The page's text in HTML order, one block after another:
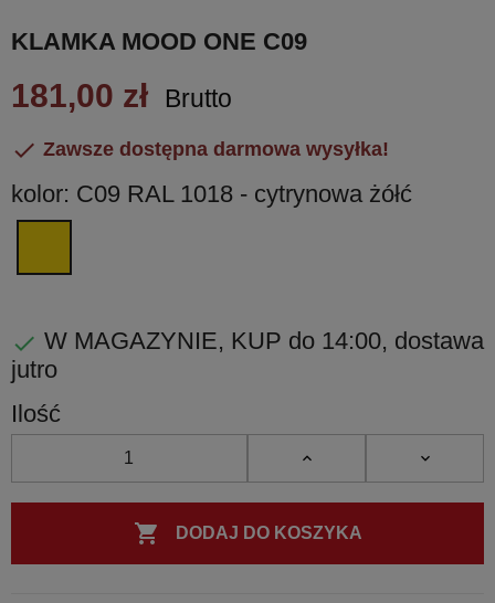
KLAMKA MOOD ONE C09
181,00 zł Brutto
 Zawsze dostępna darmowa wysyłka!
kolor: C09 RAL 1018 - cytrynowa żółć
cytrynowa
 W MAGAZYNIE, KUP do 14:00, dostawa
jutro
Ilość
 DODAJ DO KOSZYKA